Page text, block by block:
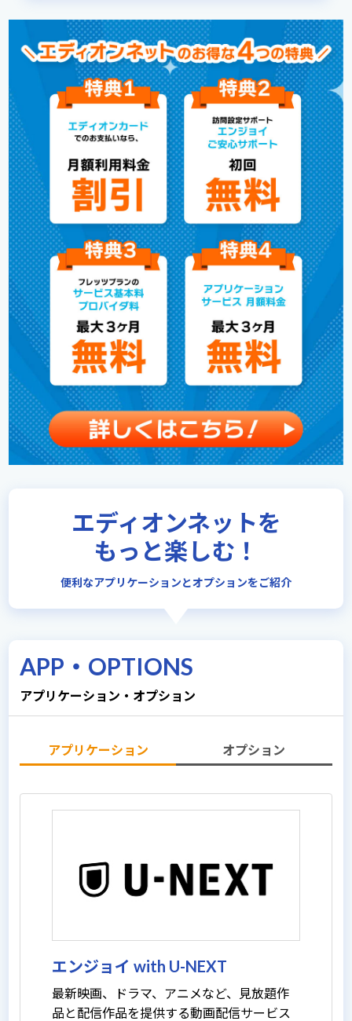
エディオンネットを
もっと楽しむ！
便利なアプリケーションとオプションをご紹介
APP・OPTIONS
アプリケーション・オプション
アプリケーション オプション
エンジョイ with U-NEXT
最新映画、ドラマ、アニメなど、見放題作
品と配信作品を提供する動画配信サービス